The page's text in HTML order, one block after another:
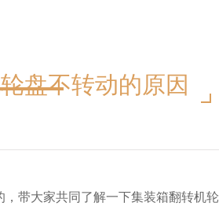
盘不转动的原因
大家共同了解一下集装箱翻转机